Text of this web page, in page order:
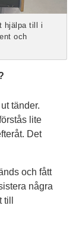
hjälpa till i
och
tänder.
lite
Det
och fått
några